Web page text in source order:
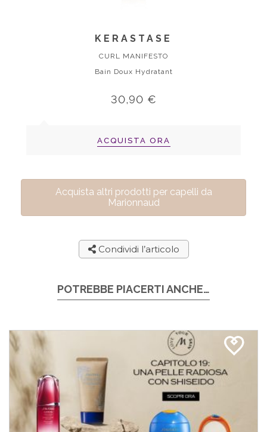
KERASTASE
CURL MANIFESTO
Bain Doux Hydratant
30,90 €
ACQUISTA ORA
Acquista altri prodotti per capelli da
Marionnaud
Condividi l’articolo
POTREBBE PIACERTI ANCHE…